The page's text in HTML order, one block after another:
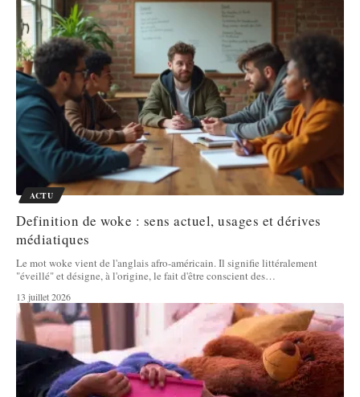
ACTU
Definition de woke : sens actuel, usages et dérives
médiatiques
Le mot woke vient de l'anglais afro-américain. Il signifie littéralement
"éveillé" et désigne, à l'origine, le fait d'être conscient des…
13 juillet 2026